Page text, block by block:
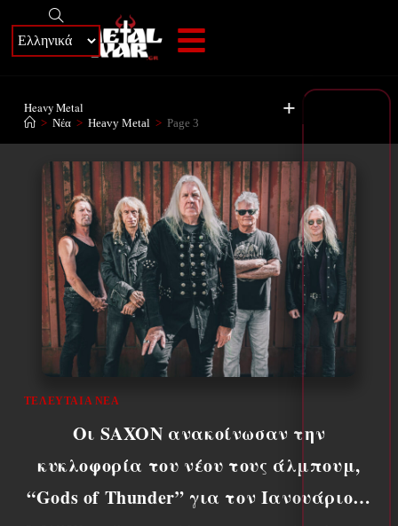
+
Heavy Metal
> Νέα > Heavy Metal > Page 3
ΤΕΛΕΥΤΑΊΑ ΝΈΑ
Οι SAXON ανακοίνωσαν την
κυκλοφορία του νέου τους άλμπουμ,
“Gods of Thunder” για τον Ιανουάριο…